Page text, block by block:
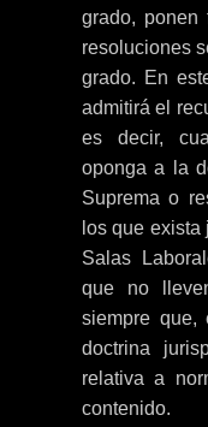
grado,
resoluciones
grado. En
admitirá el
es decir,
oponga a la
Suprema o
los que
Salas
que no
siempre que,
doctrina
relativa a
contenido.